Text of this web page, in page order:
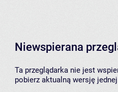
Niewspierana
Ta przeglądarka nie jest
pobierz aktualną wersję